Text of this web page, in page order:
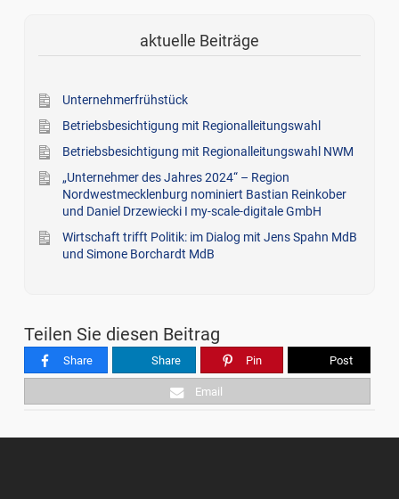
aktuelle Beiträge
Unternehmerfrühstück
Betriebsbesichtigung mit Regionalleitungswahl
Betriebsbesichtigung mit Regionalleitungswahl NWM
„Unternehmer des Jahres 2024“ – Region
Nordwestmecklenburg nominiert Bastian Reinkober
und Daniel Drzewiecki I my-scale-digitale GmbH
Wirtschaft trifft Politik: im Dialog mit Jens Spahn MdB
und Simone Borchardt MdB
Teilen Sie diesen Beitrag
Share Share Pin Post
Email